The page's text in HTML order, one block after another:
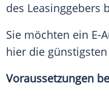
des Leasinggebers
Sie möchten ein E-
hier die
Voraussetzungen